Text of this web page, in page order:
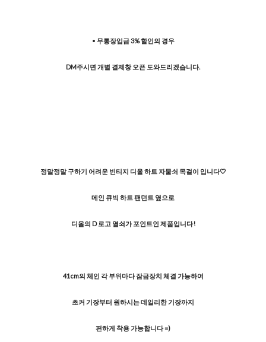
• 무통장입금 3% 할인의 경우
DM주시면 개별 결제창 오픈 도와드리겠습니다.
정말정말 구하기 어려운 빈티지 디올 하트 자물쇠 목걸이 입니다🤍
메인 큐빅 하트 팬던트 옆으로
디올의 D 로고 열쇠가 포인트인 제품입니다!
41cm의 체인 각 부위마다 잠금장치 체결 가능하여
초커 기장부터 원하시는 데일리한 기장까지
편하게 착용 가능합니다 =)